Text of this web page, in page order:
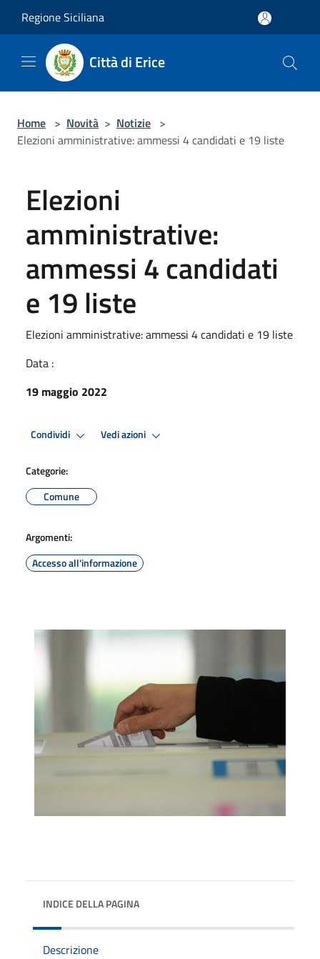
Regione Siciliana
Città di Erice
Home > Novità > Notizie >
Elezioni amministrative: ammessi 4 candidati e 19 liste
Elezioni
amministrative:
ammessi 4 candidati
e 19 liste
Elezioni amministrative: ammessi 4 candidati e 19 liste
Data :
19 maggio 2022
Condividi Vedi azioni
Categorie:
Comune
Argomenti:
Accesso all'informazione
INDICE DELLA PAGINA
Descrizione